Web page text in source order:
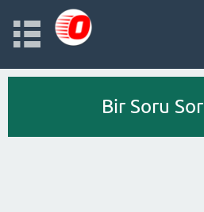
Bir Soru Sor